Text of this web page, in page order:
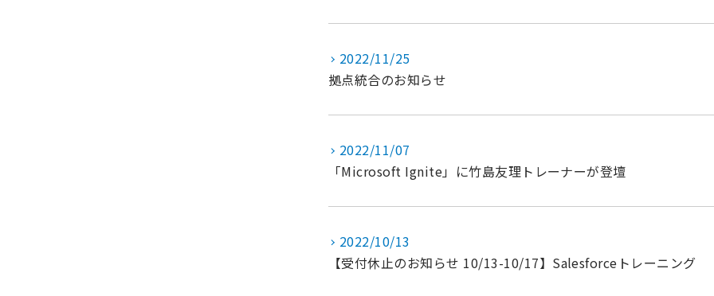
2022/11/25
拠点統合のお知らせ
2022/11/07
「Microsoft Ignite」に竹島友理トレーナーが登壇
2022/10/13
【受付休止のお知らせ 10/13-10/17】Salesforceトレーニング